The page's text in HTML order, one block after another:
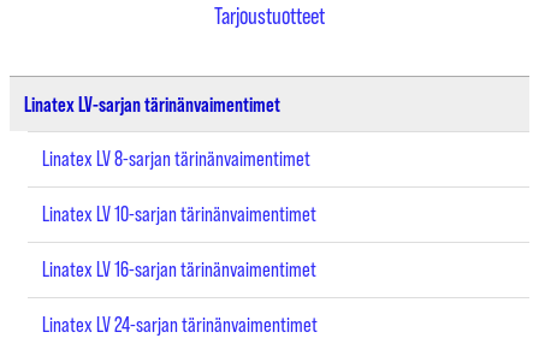
Tarjoustuotteet
Linatex LV-sarjan tärinänvaimentimet
Linatex LV 8-sarjan tärinänvaimentimet
Linatex LV 10-sarjan tärinänvaimentimet
Linatex LV 16-sarjan tärinänvaimentimet
Linatex LV 24-sarjan tärinänvaimentimet